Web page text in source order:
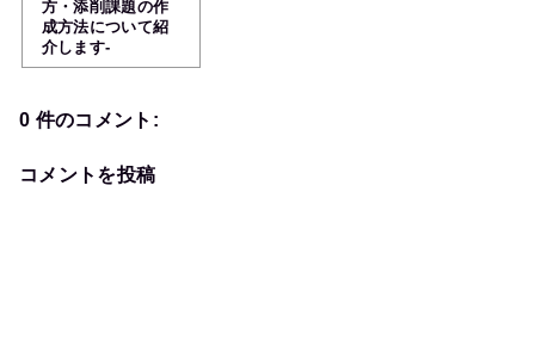
方・添削課題の作
成方法について紹
介します-
0 件のコメント:
コメントを投稿